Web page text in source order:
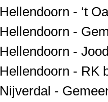
Hellendoorn - ‘t
Hellendoorn -
Hellendoorn -
Hellendoorn - RK
Nijverdal -